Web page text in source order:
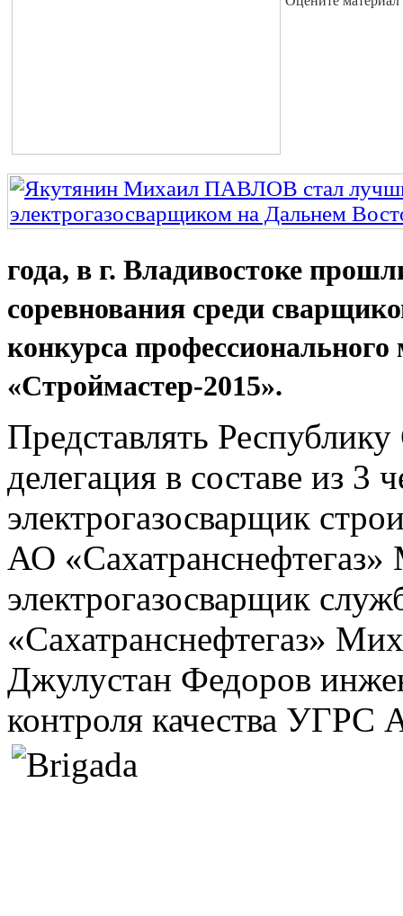
года, в г. Владивостоке
соревнования среди
конкурса профессионального
«Строймастер-2015».
Представлять
делегация в составе из 3
электрогазосварщик
АО
электрогазосварщик
«Сахатранснефтегаз»
Джулустан Федоров
контроля качества УГРС